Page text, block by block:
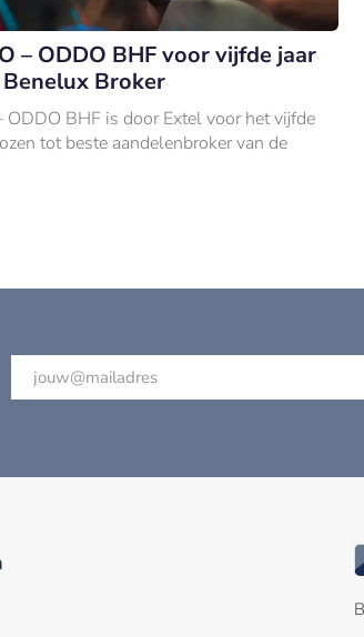
– ODDO BHF voor vijfde jaar
Broker
BHF is door Extel voor het vijfde
tot beste aandelenbroker van de